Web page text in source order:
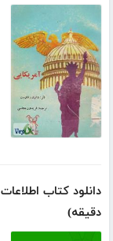
دقیقه)